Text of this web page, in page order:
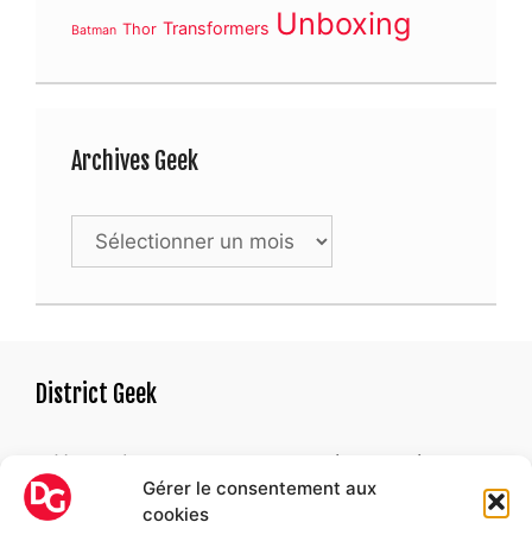
Gérer le consentement aux
cookies
Batman Thor Transformers Unboxing
Archives Geek
Archives
District Geek
« Un geek est une personne qui ne parvient pas
à trouver une raison satisfaisante de devenir
adulte. »